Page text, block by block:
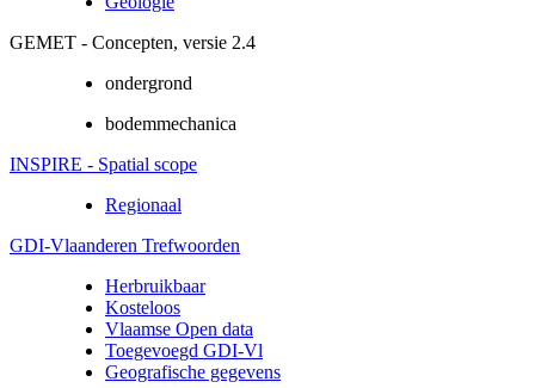
GEMET - Concepten, versie 2.4
ondergrond
bodemmechanica
INSPIRE - Spatial scope
Regionaal
GDI-Vlaanderen Trefwoorden
Herbruikbaar
Kosteloos
Vlaamse Open data
Toegevoegd GDI-Vl
Geografische gegevens